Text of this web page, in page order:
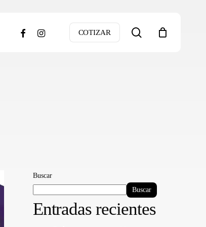
COTIZAR search
facebookinstagram
Buscar
Buscar
Entradas recientes